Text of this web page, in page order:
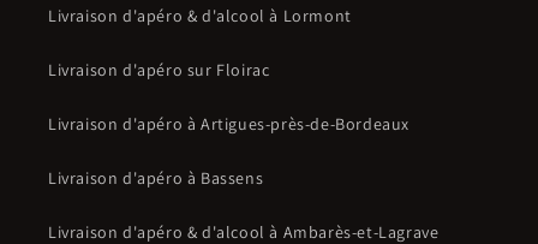
Livraison d'apéro & d'alcool à Lormont
Livraison d'apéro sur Floirac
Livraison d'apéro à Artigues-près-de-Bordeaux
Livraison d'apéro à Bassens
Livraison d'apéro & d'alcool à Ambarès-et-Lagrave